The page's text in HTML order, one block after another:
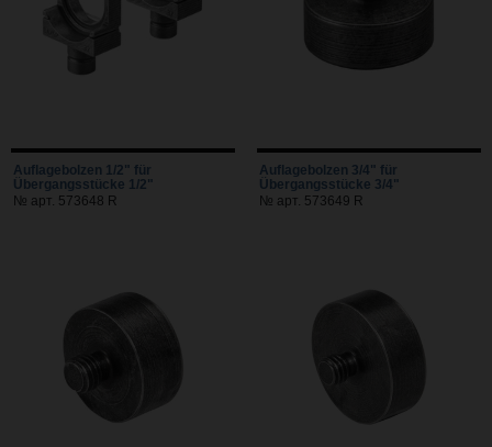
Auflagebolzen 1/2" für
Übergangsstücke 1/2"
№ арт. 573648 R
Auflagebolzen 3/4" für
Übergangsstücke 3/4"
№ арт. 573649 R